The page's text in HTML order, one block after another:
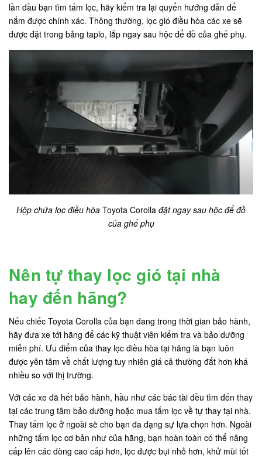
lần đầu bạn tìm tấm lọc, hãy kiểm tra lại quyển hướng dẫn để
nắm được chính xác. Thông thường, lọc gió điều hòa các xe sẽ
được đặt trong bảng taplo, lắp ngay sau hộc để đồ của ghế phụ.
Hộp chứa lọc điều hòa Toyota Corolla đặt ngay sau hộc để đồ
của ghế phụ
Nên tự thay lọc gió tại nhà
hay đến hãng?
Nếu chiếc Toyota Corolla của bạn đang trong thời gian bảo hành,
hãy đưa xe tới hãng để các kỹ thuật viên kiểm tra và bảo dưỡng
miễn phí. Ưu điểm của thay lọc điều hòa tại hãng là bạn luôn
được yên tâm về chất lượng tuy nhiên giá cả thường đắt hơn khá
nhiều so với thị trường.
Với các xe đã hết bảo hành, hầu như các bác tài đều tìm đến thay
tại các trung tâm bảo dưỡng hoặc mua tấm lọc về tự thay tại nhà.
Thay tấm lọc ở ngoài sẽ cho bạn đa dạng sự lựa chọn hơn. Ngoài
những tấm lọc cơ bản như của hãng, bạn hoàn toàn có thể nâng
cấp lên các dòng cao cấp hơn, lọc được bụi nhỏ hơn, khử mùi tốt